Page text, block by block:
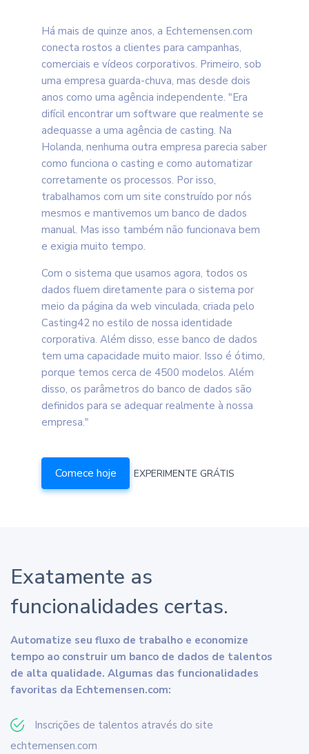
Há mais de quinze anos, a Echtemensen.com
conecta rostos a clientes para campanhas,
comerciais e vídeos corporativos. Primeiro, sob
uma empresa guarda-chuva, mas desde dois
anos como uma agência independente. "Era
difícil encontrar um software que realmente se
adequasse a uma agência de casting. Na
Holanda, nenhuma outra empresa parecia saber
como funciona o casting e como automatizar
corretamente os processos. Por isso,
trabalhamos com um site construído por nós
mesmos e mantivemos um banco de dados
manual. Mas isso também não funcionava bem
e exigia muito tempo.
Com o sistema que usamos agora, todos os
dados fluem diretamente para o sistema por
meio da página da web vinculada, criada pelo
Casting42 no estilo de nossa identidade
corporativa. Além disso, esse banco de dados
tem uma capacidade muito maior. Isso é ótimo,
porque temos cerca de 4500 modelos. Além
disso, os parâmetros do banco de dados são
definidos para se adequar realmente à nossa
empresa."
Comece hoje EXPERIMENTE GRÁTIS
Exatamente as
funcionalidades certas.
Automatize seu fluxo de trabalho e economize
tempo ao construir um banco de dados de talentos
de alta qualidade. Algumas das funcionalidades
favoritas da Echtemensen.com:
Inscrições de talentos através do site
echtemensen.com